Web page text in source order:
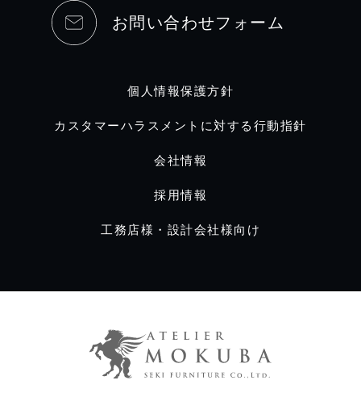
お問い合わせフォーム
個人情報保護方針
カスタマーハラスメントに対する行動指針
会社情報
採用情報
工務店様・設計会社様向け